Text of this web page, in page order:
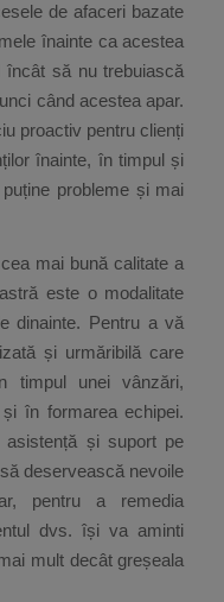
de afaceri bazate
înainte ca acestea
să nu trebuiască
când acestea apar.
proactiv pentru clienți
înainte, în timpul și
probleme și mai
mai bună calitate a
este o modalitate
dinainte. Pentru a vă
și urmăribilă care
timpul unei vânzări,
în formarea echipei.
asistență și suport pe
deservească nevoile
pentru a remedia
dvs. își va aminti
mult decât greșeala